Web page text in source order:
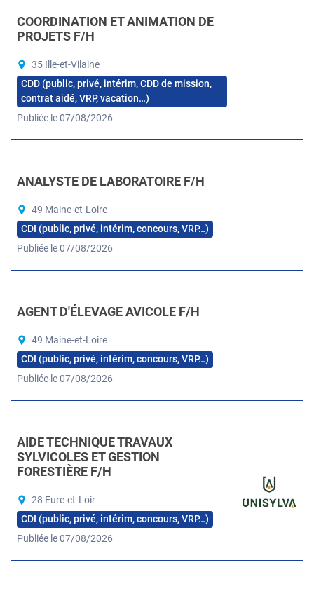
COORDINATION ET ANIMATION DE
PROJETS F/H
35 Ille-et-Vilaine
CDD (public, privé, intérim, CDD de mission,
contrat aidé, VRP, vacation…)
Publiée le 07/08/2026
ANALYSTE DE LABORATOIRE F/H
49 Maine-et-Loire
CDI (public, privé, intérim, concours, VRP…)
Publiée le 07/08/2026
AGENT D'ÉLEVAGE AVICOLE F/H
49 Maine-et-Loire
CDI (public, privé, intérim, concours, VRP…)
Publiée le 07/08/2026
AIDE TECHNIQUE TRAVAUX
SYLVICOLES ET GESTION
FORESTIÈRE F/H
28 Eure-et-Loir
CDI (public, privé, intérim, concours, VRP…)
Publiée le 07/08/2026